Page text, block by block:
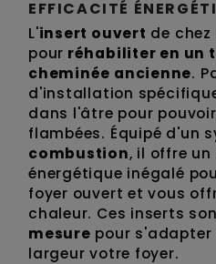
EFFICACITÉ
L'insert ouvert de
pour réhabiliter en un
cheminée ancienne.
d'installation
dans l'âtre pour
flambées. Équipé d'un
combustion, il offre
énergétique inégalé
foyer ouvert et vous
chaleur. Ces inserts
mesure pour s'adapter
largeur votre foyer.